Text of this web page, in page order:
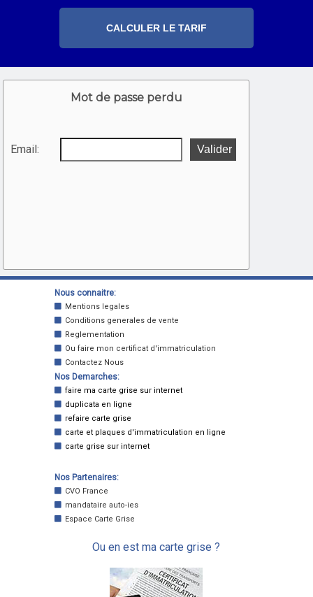
Mot de passe perdu
Email:
Nous connaitre:
Mentions legales
Conditions generales de vente
Reglementation
Ou faire mon certificat d'immatriculation
Contactez Nous
Nos Demarches:
faire ma carte grise sur internet
duplicata en ligne
refaire carte grise
carte et plaques d'immatriculation en ligne
carte grise sur internet
Nos Partenaires:
CVO France
mandataire auto-ies
Espace Carte Grise
Ou en est ma carte grise ?